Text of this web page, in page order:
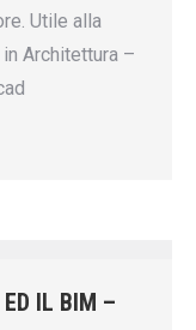
Utile alla
Architettura –
ED IL BIM –